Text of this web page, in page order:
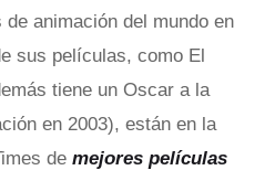
animación del mundo en
sus películas, como El
tiene un Oscar a la
en 2003), están en la
de mejores películas